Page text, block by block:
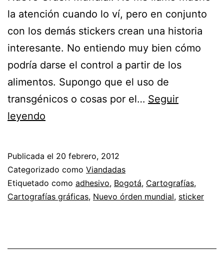
la atención cuando lo ví, pero en conjunto
con los demás stickers crean una historia
interesante. No entiendo muy bien cómo
podría darse el control a partir de los
alimentos. Supongo que el uso de
transgénicos o cosas por el… Seguir
leyendo
mundial
Publicada el 20 febrero, 2012
Categorizado como Viandadas
Etiquetado como adhesivo, Bogotá, Cartografías,
Cartografías gráficas, Nuevo órden mundial, sticker